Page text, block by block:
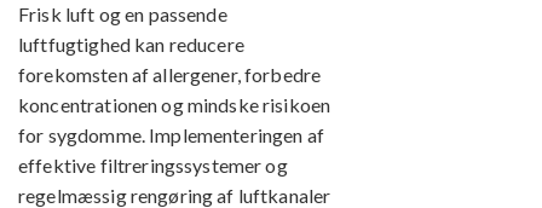
Frisk luft og en passende
luftfugtighed kan reducere
forekomsten af allergener, forbedre
koncentrationen og mindske risikoen
for sygdomme. Implementeringen af
effektive filtreringssystemer og
regelmæssig rengøring af luftkanaler